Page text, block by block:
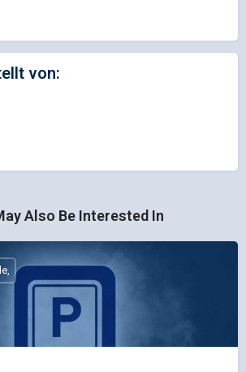
von:
Also Be Interested In